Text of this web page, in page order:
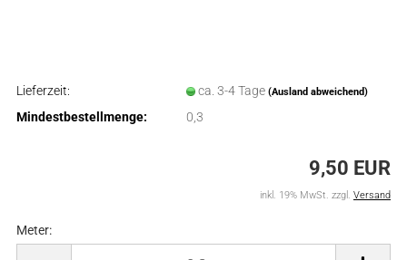
Lieferzeit: ca. 3-4 Tage (Ausland abweichend)
Mindestbestellmenge: 0,3
9,50 EUR
inkl. 19% MwSt. zzgl. Versand
Meter: